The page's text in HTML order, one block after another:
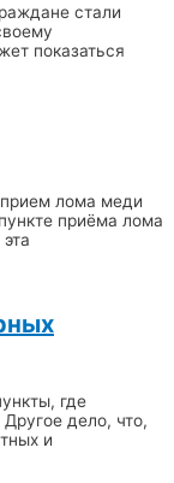
стали
показаться
лома меди
приёма лома
где
дело, что,
и